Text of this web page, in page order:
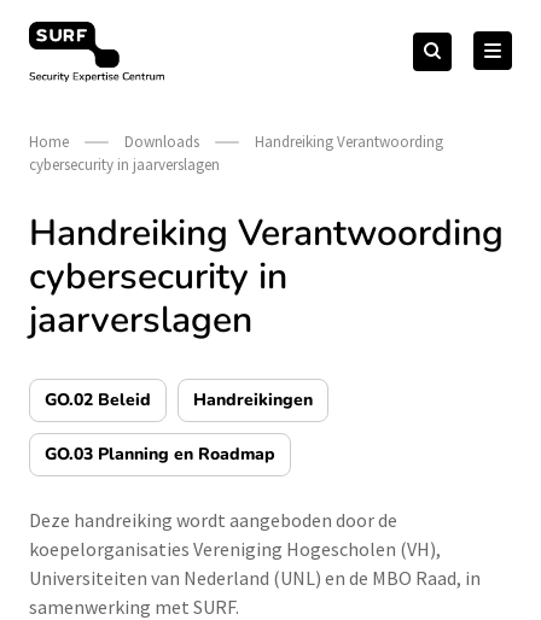
naar
Security Expertise Centrum – by SURF
Zoeken
naar:Zoeken
Home Downloads
Handreiking Verantwoording
cybersecurity in jaarverslagen
Handreiking Verantwoording
cybersecurity in
jaarverslagen
GO.02 Beleid Handreikingen
GO.03 Planning en Roadmap
Deze handreiking wordt aangeboden door de
koepelorganisaties Vereniging Hogescholen (VH),
Universiteiten van Nederland (UNL) en de MBO Raad, in
samenwerking met SURF.